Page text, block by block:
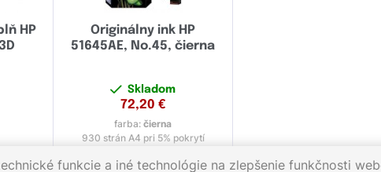
HP
Originálny ink HP
51645AE, No.45, čierna
Skladom
72,20 €
farba:čierna
930 strán A4 pri 5% pokrytí
funkcie a iné technológie na zlepšenie funkčnosti